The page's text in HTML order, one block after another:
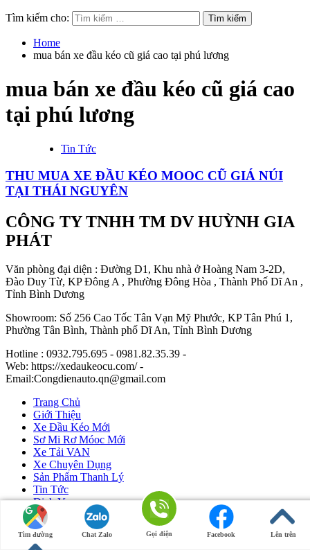
Tìm kiếm cho:
Home
mua bán xe đầu kéo cũ giá cao tại phú lương
mua bán xe đầu kéo cũ giá cao
tại phú lương
Tin Tức
THU MUA XE ĐẦU KÉO MOOC CŨ GIÁ NÚI
TẠI THÁI NGUYÊN
CÔNG TY TNHH TM DV HUỲNH GIA
PHÁT
Văn phòng đại diện : Đường D1, Khu nhà ở Hoàng Nam 3-2D,
Đào Duy Từ, KP Đông A , Phường Đông Hòa , Thành Phố Dĩ An ,
Tỉnh Bình Dương
Showroom: Số 256 Cao Tốc Tân Vạn Mỹ Phước, KP Tân Phú 1,
Phường Tân Bình, Thành phố Dĩ An, Tỉnh Bình Dương
Hotline : 0932.795.695 - 0981.82.35.39 -
Web: https://xedaukeocu.com/ -
Email:Congdienauto.qn@gmail.com
Tìm đường Chat Zalo Gọi điện Facebook Lên trên
Trang Chủ
Giới Thiệu
Xe Đầu Kéo Mới
Sơ Mi Rơ Móoc Mới
Xe Tải VAN
Xe Chuyên Dụng
Sản Phẩm Thanh Lý
Tin Tức
Dịch Vụ
Liên Hệ
Ô Tô Huỳnh Gia Phát|Xe Đầu Kéo Mỹ by Huỳnh Gia Phát.